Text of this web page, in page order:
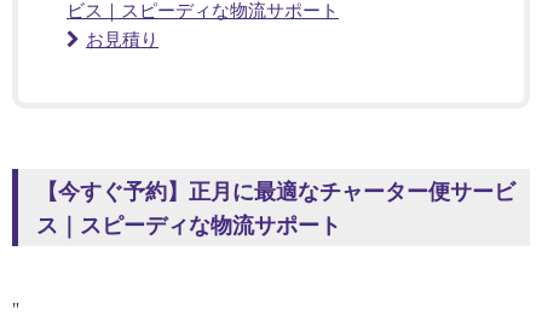
ビス｜スピーディな物流サポート
お見積り
【今すぐ予約】正月に最適なチャーター便サービ
ス｜スピーディな物流サポート
"